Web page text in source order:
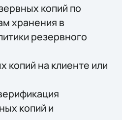
копий по
хранения в
резервного
копий на клиенте или
копий и